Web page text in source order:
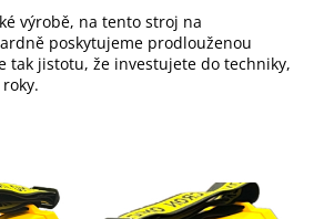
výrobě, na tento stroj na
poskytujeme prodlouženou
tak jistotu, že investujete do techniky,